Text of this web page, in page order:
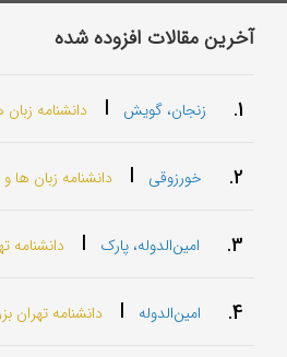
آخرین مقالات افزوده شده
1. زنجان، گویش | دانشنامه
2. خورزوقی | دانشنامه زبان
3. امین‌الدوله، پارک | دانشنامه
4. امین‌الدوله | دانشنامه تهران